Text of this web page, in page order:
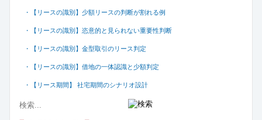
・【リースの識別】少額リースの判断が割れる例
・【リースの識別】恣意的と見られない重要性判断
・【リースの識別】金型取引のリース判定
・【リースの識別】借地の一体認識と少額判定
・【リース期間】 社宅期間のシナリオ設計